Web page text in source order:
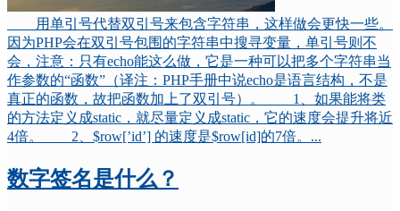
用单引号代替双引号来包含字符串，这样做会更快一些。
因为PHP会在双引号包围的字符串中搜寻变量，单引号则不
会，注意：只有echo能这么做，它是一种可以把多个字符串当
作参数的“函数”（译注：PHP手册中说echo是语言结构，不是
真正的函数，故把函数加上了双引号）。 1、如果能将类
的方法定义成static，就尽量定义成static，它的速度会提升将近
4倍。 2、$row[’id’] 的速度是$row[id]的7倍。...
数字签名是什么？